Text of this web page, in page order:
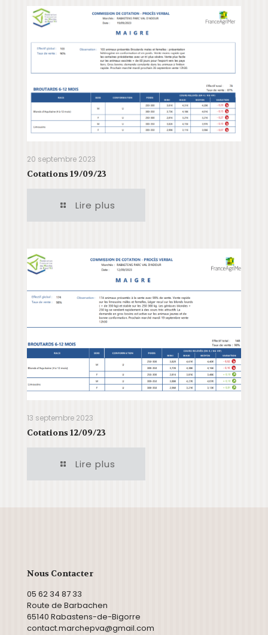
20 septembre 2023
Cotations 19/09/23
Lire plus
13 septembre 2023
Cotations 12/09/23
Lire plus
Nous Contacter
05 62 34 87 33
Route de Barbachen
65140 Rabastens-de-Bigorre
contact.marchepva@gmail.com